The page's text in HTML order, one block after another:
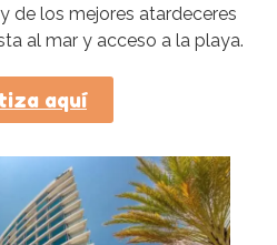
de los mejores atardeceres
al mar y acceso a la playa.
aquí